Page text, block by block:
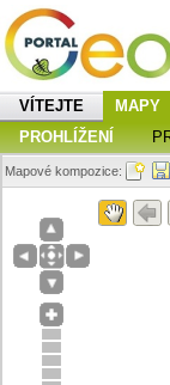
VÍTEJTE MAPY
PROHLÍŽENÍ
Mapové kompozice: